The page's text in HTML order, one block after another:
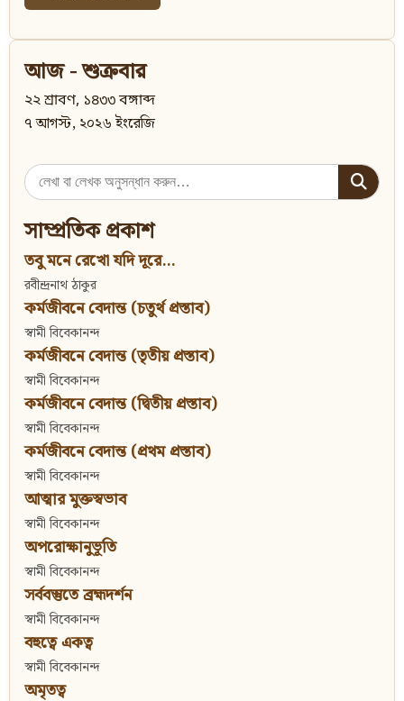
আজ - শুক্রবার
২২ শ্রাবণ, ১৪৩৩ বঙ্গাব্দ
৭ আগস্ট, ২০২৬ ইংরেজি
Search
for:
সাম্প্রতিক প্রকাশ
তবু মনে রেখো যদি দূরে...
রবীন্দ্রনাথ ঠাকুর
কর্মজীবনে বেদান্ত (চতুর্থ প্রস্তাব)
স্বামী বিবেকানন্দ
কর্মজীবনে বেদান্ত (তৃতীয় প্রস্তাব)
স্বামী বিবেকানন্দ
কর্মজীবনে বেদান্ত (দ্বিতীয় প্রস্তাব)
স্বামী বিবেকানন্দ
কর্মজীবনে বেদান্ত (প্রথম প্রস্তাব)
স্বামী বিবেকানন্দ
আত্মার মুক্তস্বভাব
স্বামী বিবেকানন্দ
অপরোক্ষানুভূতি
স্বামী বিবেকানন্দ
সর্ববস্তুতে ব্রহ্মদর্শন
স্বামী বিবেকানন্দ
বহুত্বে একত্ব
স্বামী বিবেকানন্দ
অমৃতত্ব